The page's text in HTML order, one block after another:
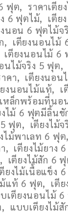
ฟุต, ราคาเตีย
ง 6 ฟุตไม้, เตีย
งนอน 6 ฟุตไม้จ
, เตียงนอนไม้
เตียงนอนไม้ 6
นไม้จริง 5 ฟุต,
คา, เตียงนอน
ยงนอนไม้แท้,
เหล็กพร้อมที่น
งไม้ 6 ฟุตมีลิ้นชั
5 ฟุต, เตียงไม้
ไม้พาเลท 6 ฟุต,
, เตียงไม้ยาง
, เตียงไม้สัก 6
ยงไม้เนื้อแข็ง
ม้แท้ 6 ฟุต, เตี
เตียงนอนไม้
, แบบเตียงไม้